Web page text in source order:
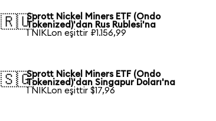
🇷🇺Sprott Nickel Miners ETF (Ondo
Tokenized)'dan Rus Rublesi'na
1 NIKLon eşittir ₽1.156,99
🇸🇬Sprott Nickel Miners ETF (Ondo
Tokenized)'dan Singapur Doları'na
1 NIKLon eşittir $17,96